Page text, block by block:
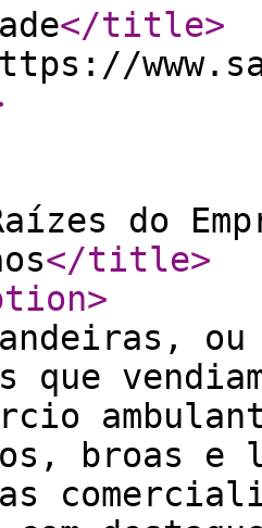
</title>
do
</title>
>
que
broas e